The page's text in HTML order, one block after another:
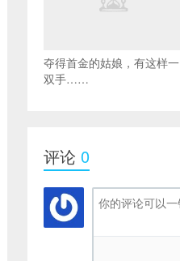
夺得首金的姑娘，有这样一
双手……
评论 0